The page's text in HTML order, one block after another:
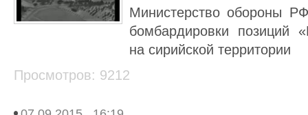
Министерство обороны
бомбардировки позиций
на сирийской территории
Просмотров: 9212